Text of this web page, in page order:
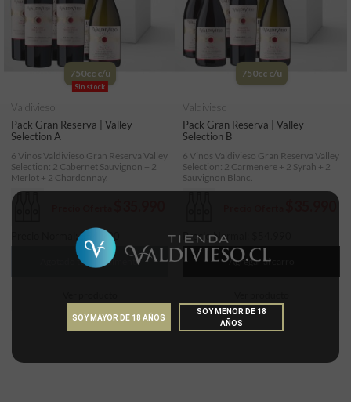
750cc c/u
Sin stock
Pack Gran Reserva | Valley
Selection A
Precio Normal:$ 54.990
Valdivieso
6 Vinos Valdivieso Gran Reserva Valley
Selection: 2 Cabernet Sauvignon + 2
Merlot + 2 Chardonnay.
Agotado temporalmente
750cc c/u
Pack Gran Reserva | Valley
Selection B
Precio Normal:
Valdivieso
6 Vinos Valdivieso Gran Reserva Valley
Selection: 2 Carmenere + 2 Syrah + 2
Sauvignon Blanc.
Agregar al carro
SOY MAYOR DE 18 AÑOS
SOY MENOR DE 18
AÑOS